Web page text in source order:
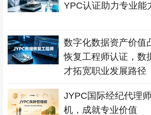
YPC认证助力专业能
数字化数据资产价值
恢复工程师认证，数
才拓宽职业发展路径
JYPC国际经纪代理
机，成就专业价值